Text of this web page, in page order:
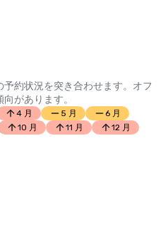
約状況を突き合わせます。オフ
があります。
4 月 5 月
6 月
10 月 11 月 12 月